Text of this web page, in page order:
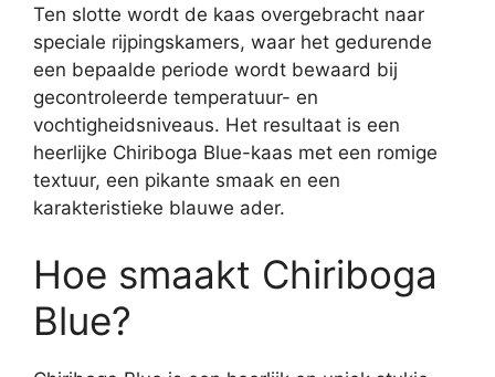
Ten slotte wordt de kaas overgebracht naar
speciale rijpingskamers, waar het gedurende
een bepaalde periode wordt bewaard bij
gecontroleerde temperatuur- en
vochtigheidsniveaus. Het resultaat is een
heerlijke Chiriboga Blue-kaas met een romige
textuur, een pikante smaak en een
karakteristieke blauwe ader.
Hoe smaakt Chiriboga
Blue?